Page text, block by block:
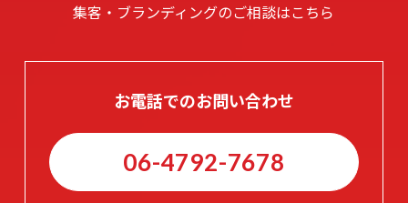
集客・ブランディングのご相談はこちら
お電話でのお問い合わせ
06-4792-7678